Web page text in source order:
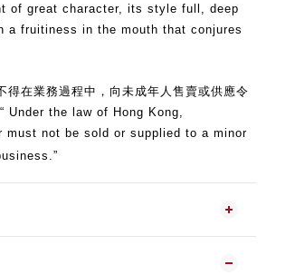
of great character, its style full, deep
a fruitiness in the mouth that conjures
得在業務過程中，向未成年人售賣或供應令
Under the law of Hong Kong,
must not be sold or supplied to a minor